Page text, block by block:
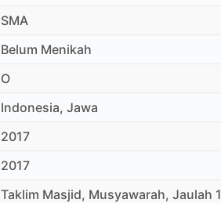
SMA
Belum Menikah
O
Indonesia, Jawa
2017
2017
Taklim Masjid, Musyawarah, Jaulah 1